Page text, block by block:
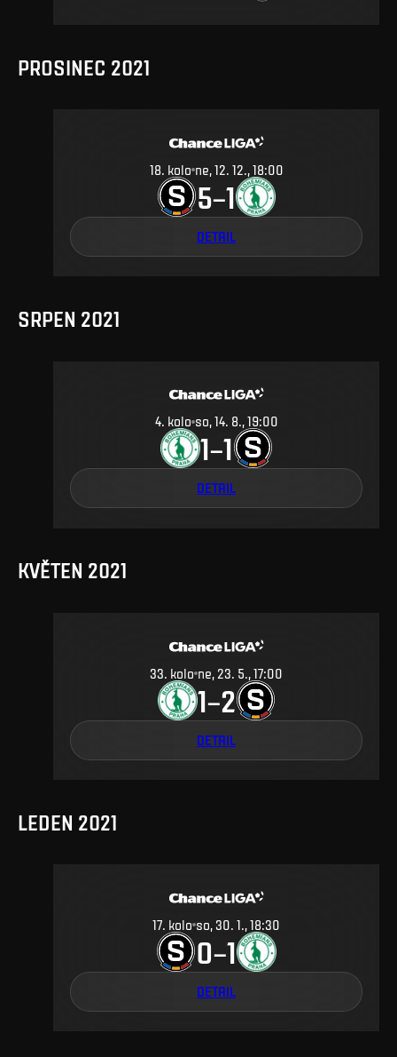
PROSINEC 2021
18. kolo ne, 12. 12., 18:00
5–1
DETAIL
SRPEN 2021
4. kolo so, 14. 8., 19:00
1–1
DETAIL
KVĚTEN 2021
33. kolo ne, 23. 5., 17:00
1–2
DETAIL
LEDEN 2021
17. kolo so, 30. 1., 18:30
0–1
DETAIL